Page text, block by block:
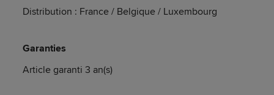
Distribution : France / Belgique / Luxembourg
Garanties
Article garanti 3 an(s)